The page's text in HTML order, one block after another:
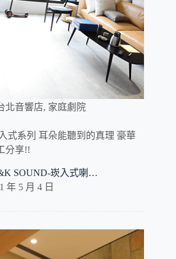
北音響店, 家庭劇院
式系列 耳朵能聽到的真理 豪華
分享!!
SOUND-崁入式喇…
年 5 月 4 日